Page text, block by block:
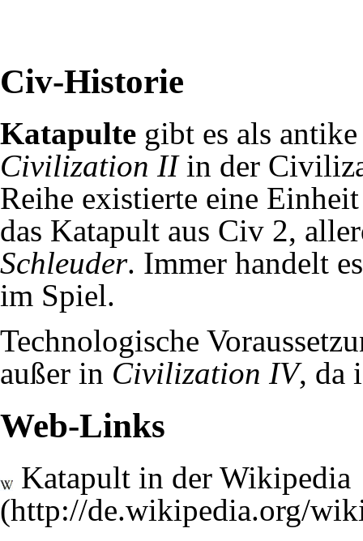
Civ-Historie
Katapulte gibt es als antike
Civilization IIin der
Reihe existierte eine
das Katapult aus Civ 2,
Schleuder. Immer handelt
im Spiel.
Technologische
außer in Civilization IV, da
Web-Links
Katapult in der Wikipedia